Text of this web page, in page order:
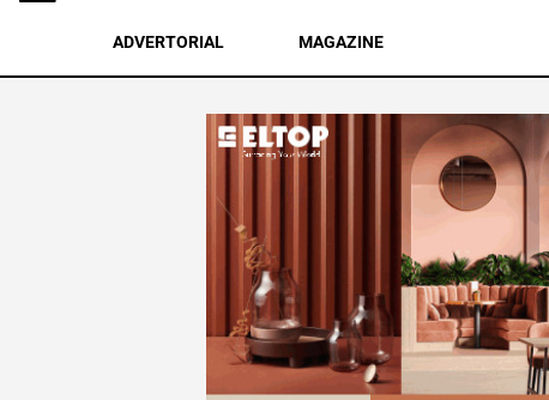
ADVERTORIAL MAGAZINE